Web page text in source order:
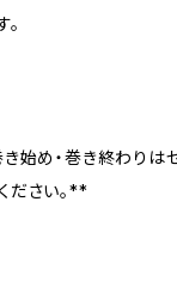
き始め・巻き終わりは
ださい。**